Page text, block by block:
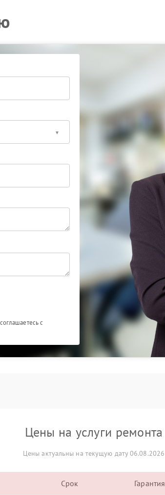
с
Цены на услуги ремонта
Цены актуальны на текущую дату 06.08.2026
Срок Гарантия